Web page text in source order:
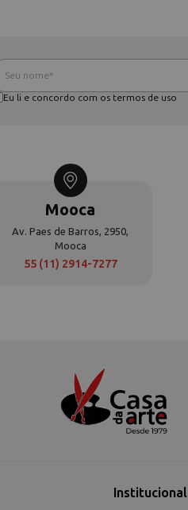
Eu li e concordo com os termos de uso
Mooca
Av. Paes de Barros, 2950,
Mooca
55 (11) 2914-7277
Institucional